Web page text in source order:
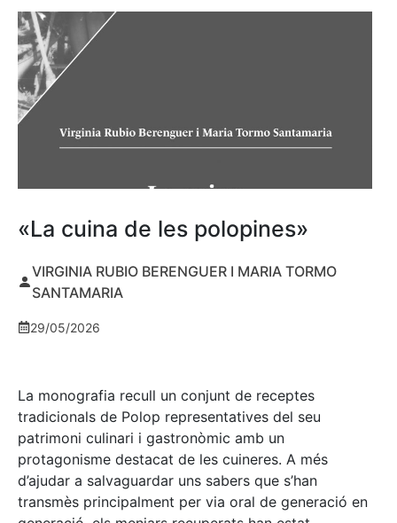
«La cuina de les polopines»
VIRGINIA RUBIO BERENGUER I MARIA TORMO
SANTAMARIA
29/05/2026
La monografia recull un conjunt de receptes
tradicionals de Polop representatives del seu
patrimoni culinari i gastronòmic amb un
protagonisme destacat de les cuineres. A més
d’ajudar a salvaguardar uns sabers que s’han
transmès principalment per via oral de generació en